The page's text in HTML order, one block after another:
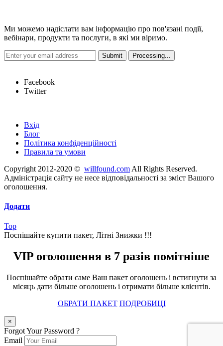
Ми можемо надіслати вам інформацію про пов'язані події,
вебінари, продукти та послуги, в які ми віримо.
Facebook
Twitter
Вхід
Блог
Політика конфіденційності
Правила та умови
Copyright 2012-2020 © willfound.com All Rights Reserved.
Адміністрація сайту не несе відповідальності за зміст Вашого
оголошення.
Додати
Top
Поспішайте купити пакет, Літні Знижки !!!
VIP оголошення в 7 разів помітніше
Поспішайте обрати саме Ваш пакет оголошень і встигнути за
місяць дати більше оголошень і отримати більше клієнтів.
ОБРАТИ ПАКЕТ ПОДРОБИЦІ
×
Forgot Your Password ?
Email